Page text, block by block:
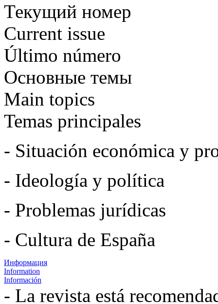
Текущий номер
Current issue
Último número
Основные темы
Main topics
Temas principales
- Situación económica y
- Ideología y política
- Problemas jurídicas
- Cultura de España
Информация
Information
Información
- La revista está